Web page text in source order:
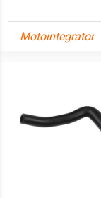
Motointegrator